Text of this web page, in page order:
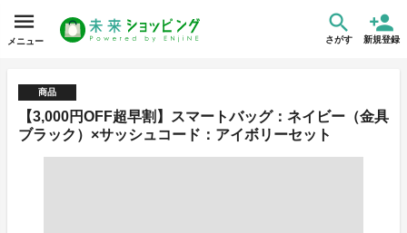
メニュー さがす 新規登録
商品
【3,000円OFF超早割】スマートバッグ：ネイビー（金具
ブラック）×サッシュコード：アイボリーセット